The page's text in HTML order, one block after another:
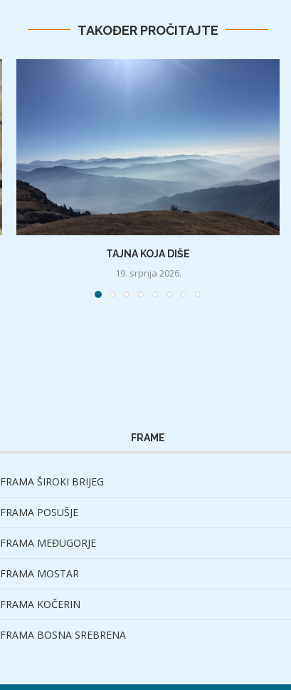
TAKOĐER PROČITAJTE
TAJNA KOJA DIŠE
19. srpnja 2026.
FRAME
FRAMA ŠIROKI BRIJEG
FRAMA POSUŠJE
FRAMA MEĐUGORJE
FRAMA MOSTAR
FRAMA KOČERIN
FRAMA BOSNA SREBRENA